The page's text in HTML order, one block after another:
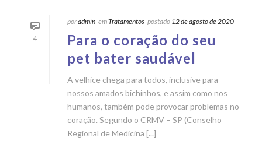
4
poradmin emTratamentos postado 12 de agosto de 2020
Para o coração do seu
pet bater saudável
A velhice chega para todos, inclusive para
nossos amados bichinhos, e assim como nos
humanos, também pode provocar problemas no
coração. Segundo o CRMV – SP (Conselho
Regional de Medicina [...]